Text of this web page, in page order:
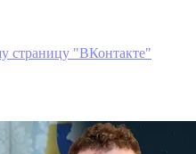
страницу "ВКонтакте"